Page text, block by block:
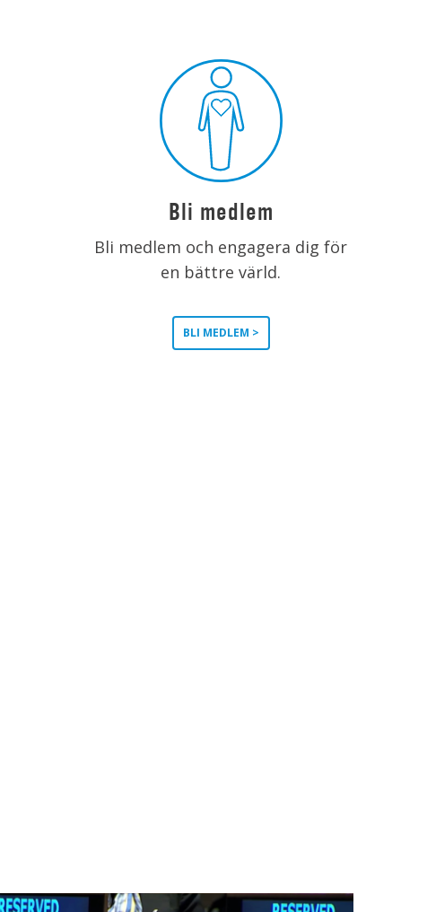
Bli medlem
Bli medlem och engagera dig för
en bättre värld.
BLI MEDLEM >